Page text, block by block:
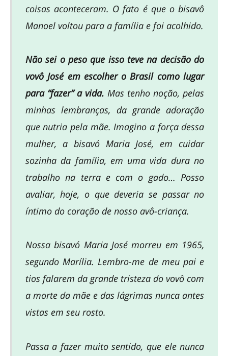
coisas aconteceram. O fato é que o bisavô
Manoel voltou para a família e foi acolhido.
Não sei o peso que isso teve na decisão do
vovô José em escolher o Brasil como lugar
para “fazer” a vida. Mas tenho noção, pelas
minhas lembranças, da grande adoração
que nutria pela mãe. Imagino a força dessa
mulher, a bisavó Maria José, em cuidar
sozinha da família, em uma vida dura no
trabalho na terra e com o gado… Posso
avaliar, hoje, o que deveria se passar no
íntimo do coração de nosso avô-criança.
Nossa bisavó Maria José morreu em 1965,
segundo Marília. Lembro-me de meu pai e
tios falarem da grande tristeza do vovô com
a morte da mãe e das lágrimas nunca antes
vistas em seu rosto.
Passa a fazer muito sentido, que ele nunca